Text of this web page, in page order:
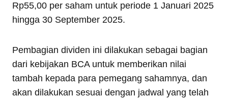
Rp55,00 per saham untuk periode 1 Januari 2025
hingga 30 September 2025.
Pembagian dividen ini dilakukan sebagai bagian
dari kebijakan BCA untuk memberikan nilai
tambah kepada para pemegang sahamnya, dan
akan dilakukan sesuai dengan jadwal yang telah